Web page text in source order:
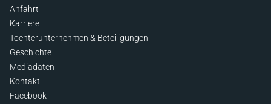
Anfahrt
Karriere
Tochterunternehmen & Beteiligungen
Geschichte
Mediadaten
Kontakt
Facebook